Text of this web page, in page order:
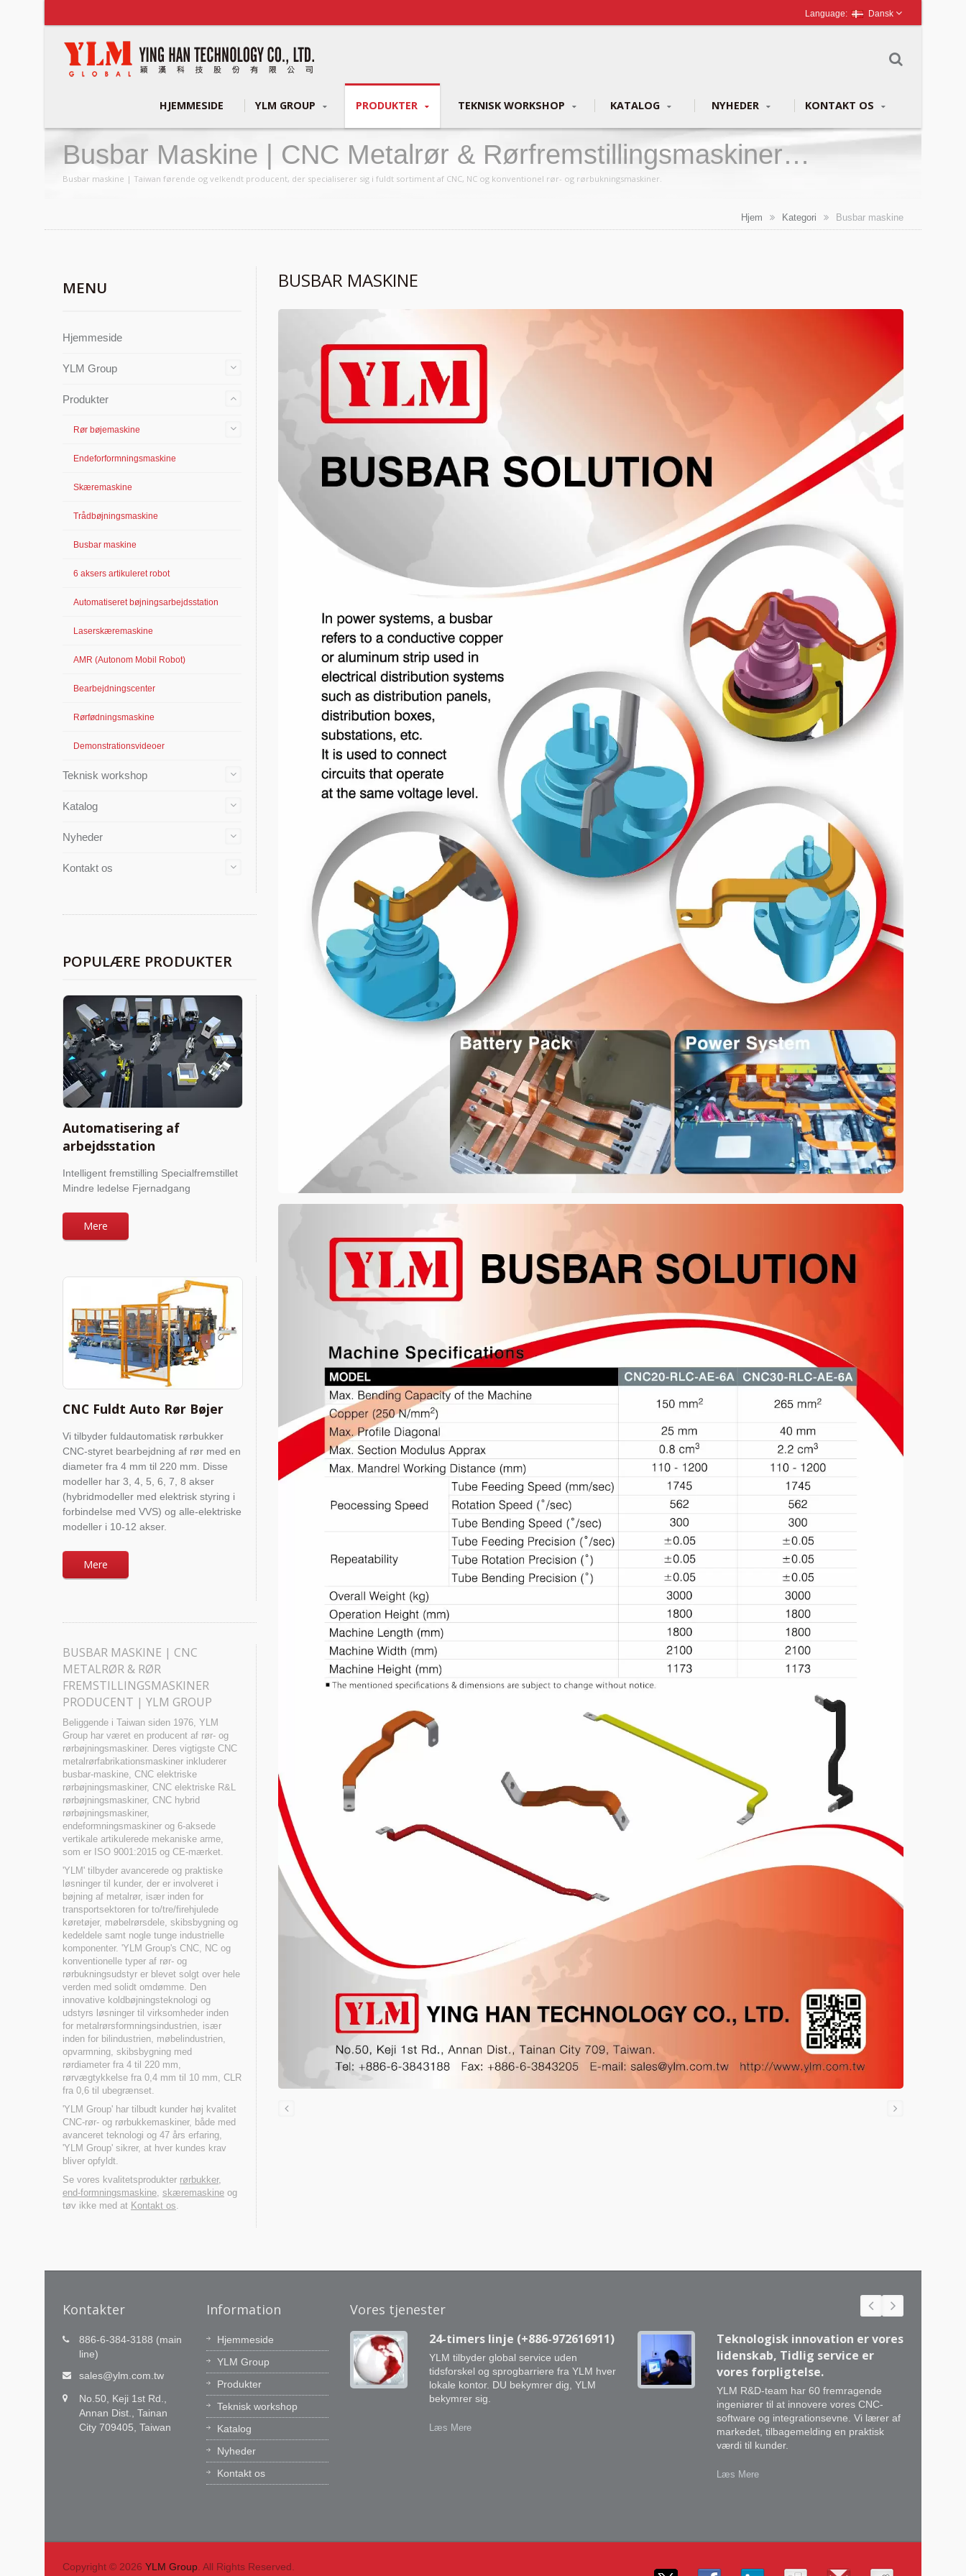
Dansk
HJEMMESIDE YLM GROUP PRODUKTER TEKNISK WORKSHOP KATALOG NYHEDER KONTAKT OS
Busbar Maskine | CNC Metalrør & Rørfremstillingsmaskiner
Producent | YLM Group
Busbar maskine | Taiwan førende og velkendt producent, der specialiserer sig i fuldt sortiment af CNC, NC og konventionel rør- og rørbukningsmaskiner.
Hjem Kategori Busbar maskine
MENU
Hjemmeside
YLM Group
Produkter
Rør bøjemaskine
Endeforformningsmaskine
Skæremaskine
Trådbøjningsmaskine
Busbar maskine
6 aksers artikuleret robot
Automatiseret bøjningsarbejdsstation
Laserskæremaskine
AMR (Autonom Mobil Robot)
Bearbejdningscenter
Rørfødningsmaskine
Demonstrationsvideoer
Teknisk workshop
Katalog
Nyheder
Kontakt os
POPULÆRE PRODUKTER
Automatisering af
arbejdsstation
Intelligent fremstilling Specialfremstillet
Mindre ledelse Fjernadgang
Mere
CNC Fuldt Auto Rør Bøjer
Vi tilbyder fuldautomatisk rørbukker
CNC-styret bearbejdning af rør med en
diameter fra 4 mm til 220 mm. Disse
modeller har 3, 4, 5, 6, 7, 8 akser
(hybridmodeller med elektrisk styring i
forbindelse med VVS) og alle-elektriske
modeller i 10-12 akser.
Mere
BUSBAR MASKINE | CNC
METALRØR & RØR
FREMSTILLINGSMASKINER
PRODUCENT | YLM GROUP
Beliggende i Taiwan siden 1976, YLM
Group har været en producent af rør- og
rørbøjningsmaskiner. Deres vigtigste CNC
metalrørfabrikationsmaskiner inkluderer
busbar-maskine, CNC elektriske
rørbøjningsmaskiner, CNC elektriske R&L
rørbøjningsmaskiner, CNC hybrid
rørbøjningsmaskiner,
endeformningsmaskiner og 6-aksede
vertikale artikulerede mekaniske arme,
som er ISO 9001:2015 og CE-mærket.
'YLM' tilbyder avancerede og praktiske
løsninger til kunder, der er involveret i
bøjning af metalrør, især inden for
transportsektoren for to/tre/firehjulede
køretøjer, møbelrørsdele, skibsbygning og
kedeldele samt nogle tunge industrielle
komponenter. 'YLM Group's CNC, NC og
konventionelle typer af rør- og
rørbukningsudstyr er blevet solgt over hele
verden med solidt omdømme. Den
innovative koldbøjningsteknologi og
udstyrs løsninger til virksomheder inden
for metalrørsformningsindustrien, især
inden for bilindustrien, møbelindustrien,
opvarmning, skibsbygning med
rørdiameter fra 4 til 220 mm,
rørvægtykkelse fra 0,4 mm til 10 mm, CLR
fra 0,6 til ubegrænset.
'YLM Group' har tilbudt kunder høj kvalitet
CNC-rør- og rørbukkemaskiner, både med
avanceret teknologi og 47 års erfaring,
'YLM Group' sikrer, at hver kundes krav
bliver opfyldt.
Se vores kvalitetsprodukter rørbukker,
end-formningsmaskine, skæremaskine og
tøv ikke med at Kontakt os.
BUSBAR MASKINE
Kontakter
886-6-384-3188 (main
line)
sales@ylm.com.tw
No.50, Keji 1st Rd.,
Annan Dist., Tainan
City 709405, Taiwan
Information
Hjemmeside
YLM Group
Produkter
Teknisk workshop
Katalog
Nyheder
Kontakt os
Vores tjenester
Teknologisk innovation er vores
lidenskab, Tidlig service er
vores forpligtelse.
YLM R&D-team har 60 fremragende
ingeniører til at innovere vores CNC-
software og integrationsevne. Vi lærer af
markedet, tilbagemelding en praktisk
værdi til kunder.
24-timers linje (+886-972616911)
YLM tilbyder global service uden
tidsforskel og sprogbarriere fra YLM hver
lokale kontor. DU bekymrer dig, YLM
bekymrer sig.
Læs Mere
Teknologisk innovation er vores
lidenskab, Tidlig service er
vores forpligtelse.
YLM R&D-team har 60 fremragende
ingeniører til at innovere vores CNC-
software og integrationsevne. Vi lærer af
markedet, tilbagemelding en praktisk
værdi til kunder.
Læs Mere
Copyright © 2026 YLM Group. All Rights Reserved.